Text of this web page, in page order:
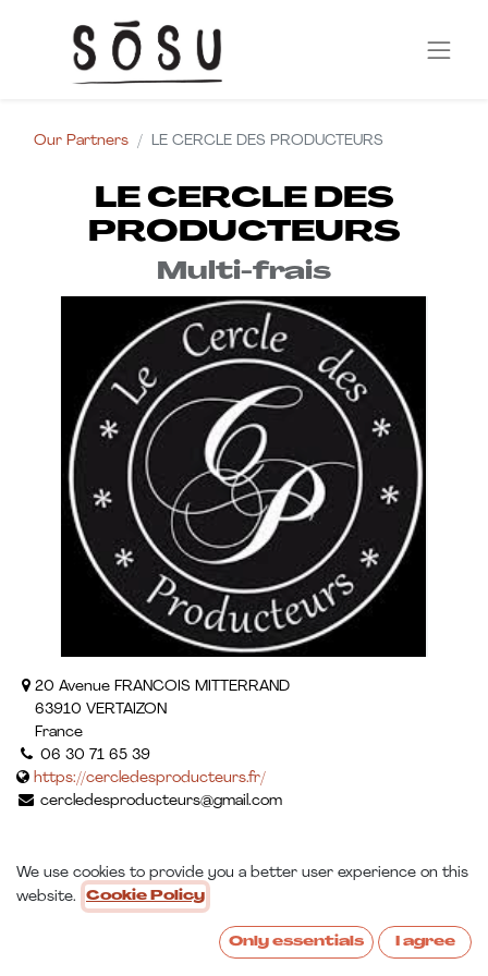
Our Partners LE CERCLE DES PRODUCTEURS
LE CERCLE DES
PRODUCTEURS
Multi-frais
20 Avenue FRANCOIS MITTERRAND
63910 VERTAIZON
France
06 30 71 65 39
https://cercledesproducteurs.fr/
cercledesproducteurs@gmail.com
We use cookies to provide you a better user experience on this
website.
Cookie Policy
Only essentials I agree